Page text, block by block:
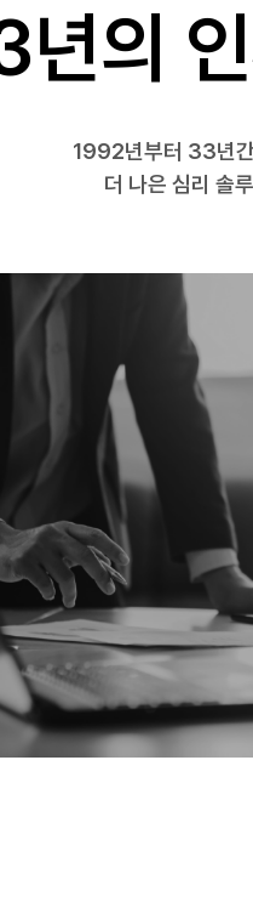
의
1992년부터 33년간
더 나은 심리 솔